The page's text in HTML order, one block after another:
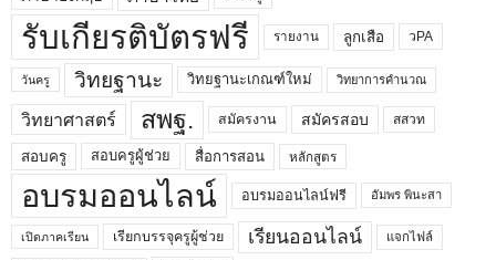
รับเกียรติบัตรฟรี รายงาน ลูกเสือ วPA
วันครู วิทยฐานะ วิทยฐานะเกณฑ์ใหม่ วิทยาการคำนวณ
วิทยาศาสตร์ สพฐ. สมัครงาน สมัครสอบ สสวท
สอบครู สอบครูผู้ช่วย สื่อการสอน หลักสูตร
อบรมออนไลน์ อบรมออนไลน์ฟรี อัมพร พินะสา
เปิดภาคเรียน เรียกบรรจุครูผู้ช่วย เรียนออนไลน์ แจกไฟล์